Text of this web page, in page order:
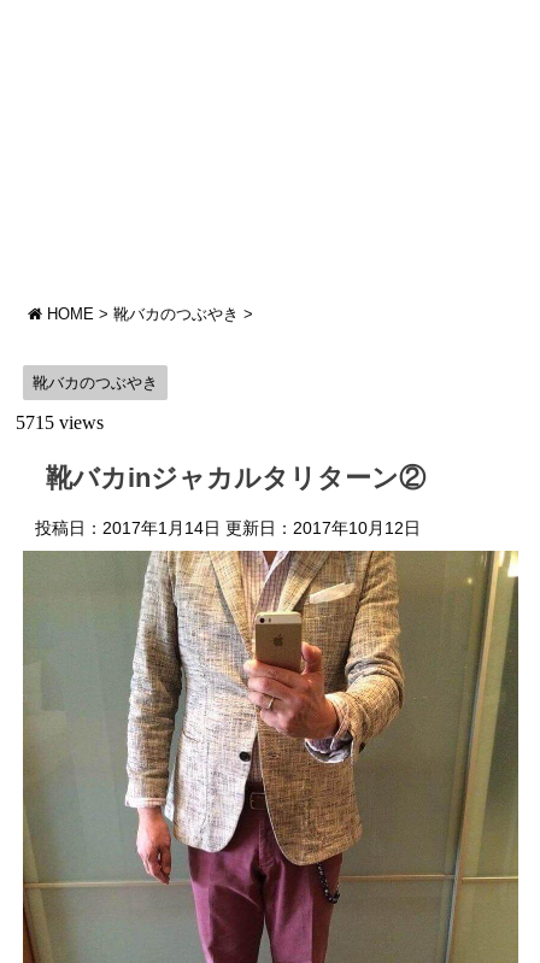
HOME > 靴バカのつぶやき >
靴バカのつぶやき
5715 views
靴バカinジャカルタリターン②
投稿日：2017年1月14日 更新日： 2017年10月12日